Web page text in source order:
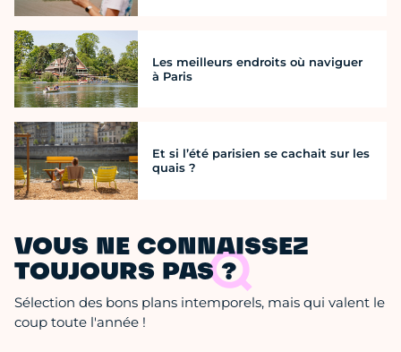
Les meilleurs endroits où naviguer
à Paris
Et si l’été parisien se cachait sur les
quais ?
VOUS NE CONNAISSEZ
TOUJOURS PAS ?
Sélection des bons plans intemporels, mais qui valent le
coup toute l'année !